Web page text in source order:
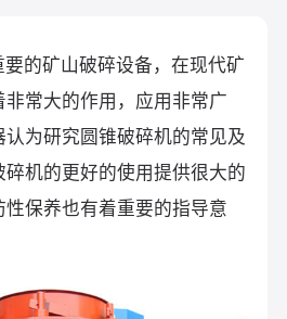
要的矿山破碎设备，在现代矿
常大的作用，应用非常广
为研究圆锥破碎机的常见及
机的更好的使用提供很大的
保养也有着重要的指导意